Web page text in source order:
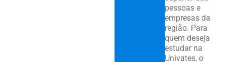
pessoas e
empresas da
região. Para
quem deseja
estudar na
Univates, o